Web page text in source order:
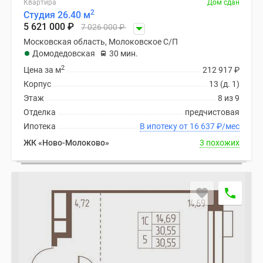
поселки
водоема
Коттеджные
поселки
ипотеку
Бизнес-
центры
Коттеджи
Квартира Дом сдан
Студия 26.40 м2
5 621 000 ₽ 7 026 000₽
Московская область, Молоковское С/П
Домодедовская
30 мин.
212 917₽
Цена за м2
13 (д. 1)
Корпус
8 из 9
Этаж
предчистовая
Отделка
В ипотеку от 16 637₽/мес
Ипотека
ЖК «Ново-Молоково»
3 похожих